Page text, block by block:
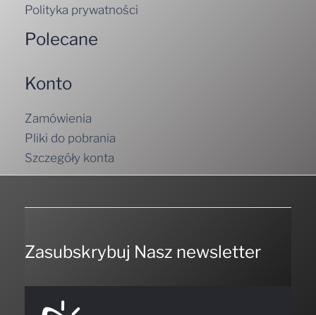
Polityka prywatności
Polecane
Konto
Zamówienia
Pliki do pobrania
Szczegóły konta
Zasubskrybuj Nasz newsletter